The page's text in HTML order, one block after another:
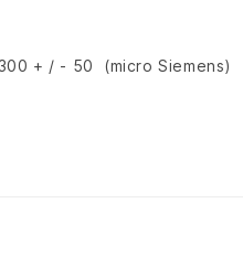
+ / - 50 (micro Siemens)